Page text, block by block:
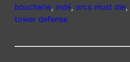
boucherie, indé, orcs must die,
tower defense